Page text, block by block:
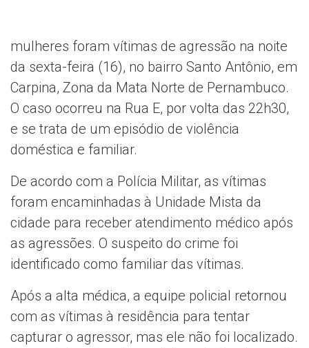
mulheres foram vítimas de agressão na noite
da sexta-feira (16), no bairro Santo Antônio, em
Carpina, Zona da Mata Norte de Pernambuco.
O caso ocorreu na Rua E, por volta das 22h30,
e se trata de um episódio de violência
doméstica e familiar.
De acordo com a Polícia Militar, as vítimas
foram encaminhadas à Unidade Mista da
cidade para receber atendimento médico após
as agressões. O suspeito do crime foi
identificado como familiar das vítimas.
Após a alta médica, a equipe policial retornou
com as vítimas à residência para tentar
capturar o agressor, mas ele não foi localizado.